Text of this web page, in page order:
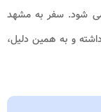
می شود. سفر به مشهد
و به همین دلیل،